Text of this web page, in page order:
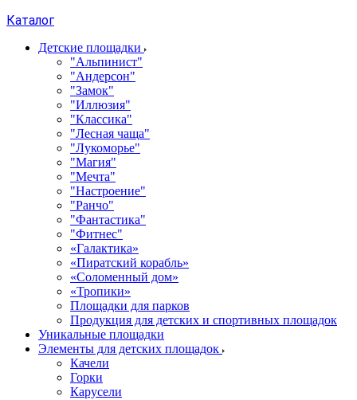
Каталог
Детские площадки
"Альпинист"
"Андерсон"
"Замок"
"Иллюзия"
"Классика"
"Лесная чаща"
"Лукоморье"
"Магия"
"Мечта"
"Настроение"
"Ранчо"
"Фантастика"
"Фитнес"
«Галактика»
«Пиратский корабль»
«Соломенный дом»
«Тропики»
Площадки для парков
Продукция для детских и спортивных площадок
Уникальные площадки
Элементы для детских площадок
Качели
Горки
Карусели